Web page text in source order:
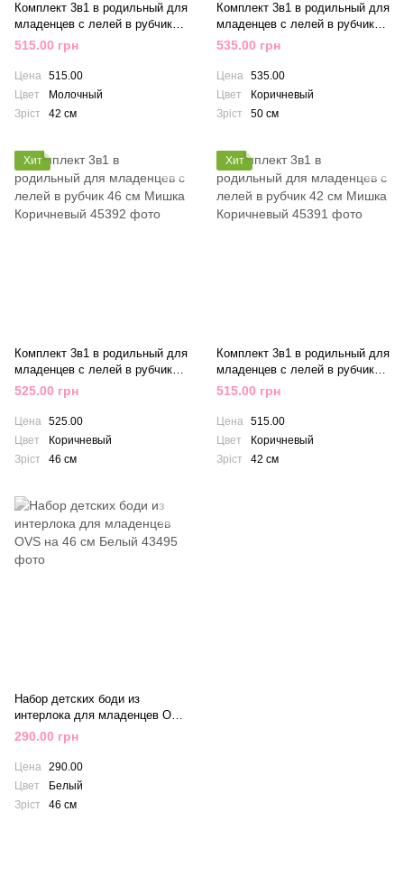
Комплект 3в1 в родильный для
младенцев с лелей в рубчик
42 см Мишка Молочный
515.00 грн
Цена 515.00
Цвет
Молочный
Зріст
42 см
Комплект 3в1 в родильный для
младенцев с лелей в рубчик
50 см Мишка Коричневый
535.00 грн
Цена 535.00
Цвет
Коричневый
Зріст
50 см
Хит
Комплект 3в1 в родильный для
младенцев с лелей в рубчик
46 см Мишка Коричневый
525.00 грн
Цена 525.00
Цвет
Коричневый
Зріст
46 см
Хит
Комплект 3в1 в родильный для
младенцев с лелей в рубчик
42 см Мишка Коричневый
515.00 грн
Цена 515.00
Цвет
Коричневый
Зріст
42 см
Набор детских боди из
интерлока для младенцев OVS
на 46 см Белый
290.00 грн
Цена 290.00
Цвет
Белый
Зріст
46 см